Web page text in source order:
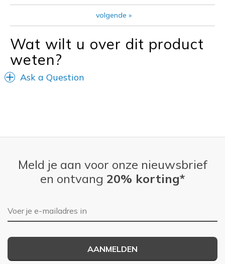
Casual Wear
Width
Feels true to width
Sizing
View On Shoes
volgende »
Wat wilt u over dit product
weten?
Ask a Question
Meld je aan voor onze nieuwsbrief
en ontvang 20% korting*
E-mailadres
AANMELDEN